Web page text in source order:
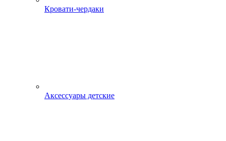
Кровати-чердаки
Аксессуары детские